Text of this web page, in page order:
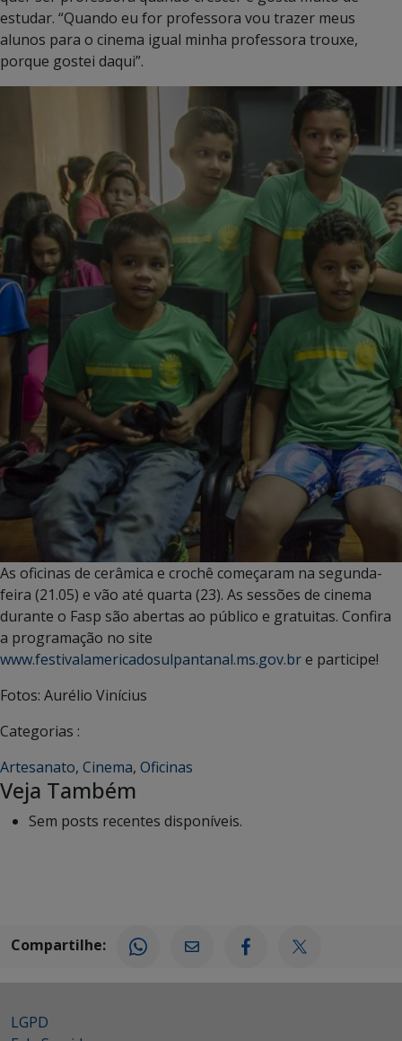
estudar. “Quando eu for professora vou trazer meus
alunos para o cinema igual minha professora trouxe,
porque gostei daqui”.
As oficinas de cerâmica e crochê começaram na segunda-
feira (21.05) e vão até quarta (23). As sessões de cinema
durante o Fasp são abertas ao público e gratuitas. Confira
a programação no site
www.festivalamericadosulpantanal.ms.gov.bre participe!
Fotos: Aurélio Vinícius
Categorias :
Artesanato, Cinema, Oficinas
Veja Também
Sem posts recentes disponíveis.
Compartilhe:
LGPD